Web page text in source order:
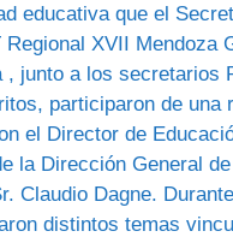
educativa que el
Regional XVII Mendoza
, junto a los secretarios
participaron de una
el Director de
la Dirección General
Claudio Dagne.
distintos temas